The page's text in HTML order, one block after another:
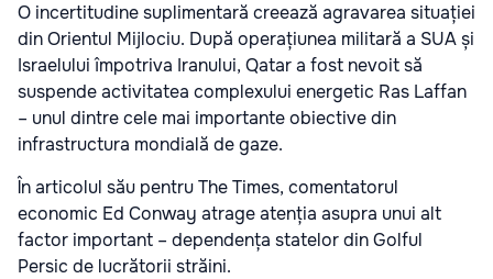
O incertitudine suplimentară creează agravarea situației
din Orientul Mijlociu. După operațiunea militară a SUA și
Israelului împotriva Iranului, Qatar a fost nevoit să
suspende activitatea complexului energetic Ras Laffan
– unul dintre cele mai importante obiective din
infrastructura mondială de gaze.
În articolul său pentru The Times, comentatorul
economic Ed Conway atrage atenția asupra unui alt
factor important – dependența statelor din Golful
Persic de lucrătorii străini.